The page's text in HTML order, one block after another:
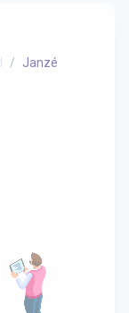
Janzé